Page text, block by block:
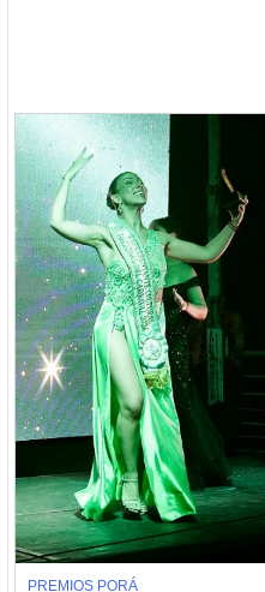
PREMIOS PORÁ